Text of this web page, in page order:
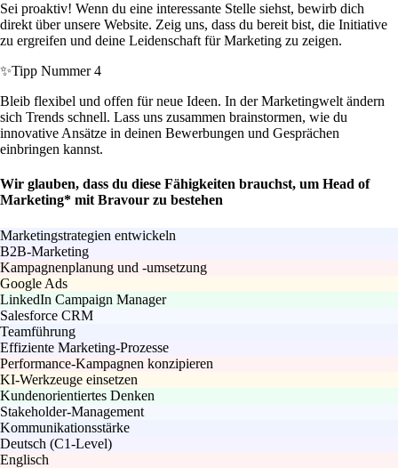
Sei proaktiv! Wenn du eine interessante Stelle siehst, bewirb dich
direkt über unsere Website. Zeig uns, dass du bereit bist, die Initiative
zu ergreifen und deine Leidenschaft für Marketing zu zeigen.
✨Tipp Nummer 4
Bleib flexibel und offen für neue Ideen. In der Marketingwelt ändern
sich Trends schnell. Lass uns zusammen brainstormen, wie du
innovative Ansätze in deinen Bewerbungen und Gesprächen
einbringen kannst.
Wir glauben, dass du diese Fähigkeiten brauchst, um Head of
Marketing* mit Bravour zu bestehen
Marketingstrategien entwickeln
B2B-Marketing
Kampagnenplanung und -umsetzung
Google Ads
LinkedIn Campaign Manager
Salesforce CRM
Teamführung
Effiziente Marketing-Prozesse
Performance-Kampagnen konzipieren
KI-Werkzeuge einsetzen
Kundenorientiertes Denken
Stakeholder-Management
Kommunikationsstärke
Deutsch (C1-Level)
Englisch